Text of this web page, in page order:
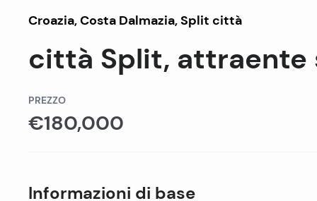
Costa dalmata Immobili in vendita
Istria e Kvarner Immobili in vendita
Croazia,Costa Dalmazia,Split città
città Split, attraente
PREZZO
€180,000
Informazioni di base